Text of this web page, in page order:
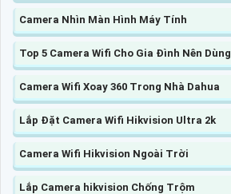
Camera Nhìn Màn Hình Máy Tính
Top 5 Camera Wifi Cho Gia Đình Nên Dùng
Camera Wifi Xoay 360 Trong Nhà Dahua
Lắp Đặt Camera Wifi Hikvision Ultra 2k
Camera Wifi Hikvision Ngoài Trời
Lắp Camera hikvision Chống Trộm